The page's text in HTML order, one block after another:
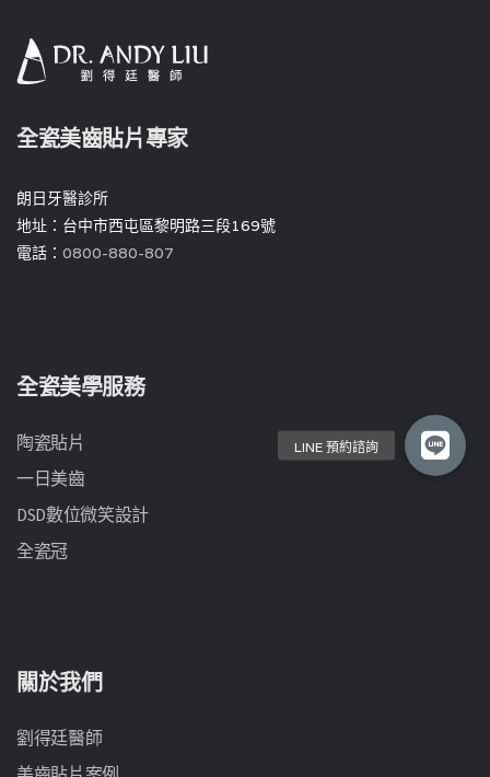
全瓷美齒貼片專家
朗日牙醫診所
地址：台中市西屯區黎明路三段169號
電話： 0800-880-807
全瓷美學服務
陶瓷貼片
一日美齒
DSD數位微笑設計
全瓷冠
關於我們
劉得廷醫師